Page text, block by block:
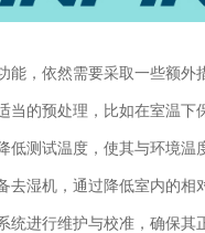
，依然需要采取一些额外
的预处理，比如在室温下
测试温度，使其与环境温
湿机，通过降低室内的相
进行维护与校准，确保其